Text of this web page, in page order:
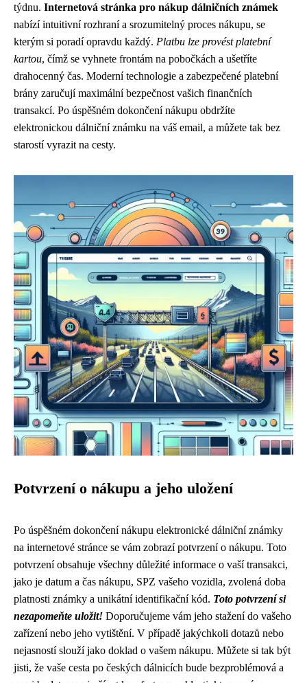
týdnu. Internetová stránka pro nákup dálničních známek
nabízí intuitivní rozhraní a srozumitelný proces nákupu, se
kterým si poradí opravdu každý. Platbu lze provést platební
kartou, čímž se vyhnete frontám na pobočkách a ušetříte
drahocenný čas. Moderní technologie a zabezpečené platební
brány zaručují maximální bezpečnost vašich finančních
transakcí. Po úspěšném dokončení nákupu obdržíte
elektronickou dálniční známku na váš email, a můžete tak bez
starostí vyrazit na cesty.
Potvrzení o nákupu a jeho uložení
Po úspěšném dokončení nákupu elektronické dálniční známky
na internetové stránce se vám zobrazí potvrzení o nákupu. Toto
potvrzení obsahuje všechny důležité informace o vaší transakci,
jako je datum a čas nákupu, SPZ vašeho vozidla, zvolená doba
platnosti známky a unikátní identifikační kód. Toto potvrzení si
nezapomeňte uložit! Doporučujeme vám jeho stažení do vašeho
zařízení nebo jeho vytištění. V případě jakýchkoli dotazů nebo
nejasností slouží jako doklad o vašem nákupu. Můžete si tak být
jisti, že vaše cesta po českých dálnicích bude bezproblémová a